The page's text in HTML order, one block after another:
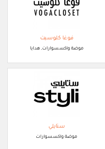
فوغا كلوسيت
موضة واكسسوارات, هدايا
ستايلي
موضة واكسسوارات